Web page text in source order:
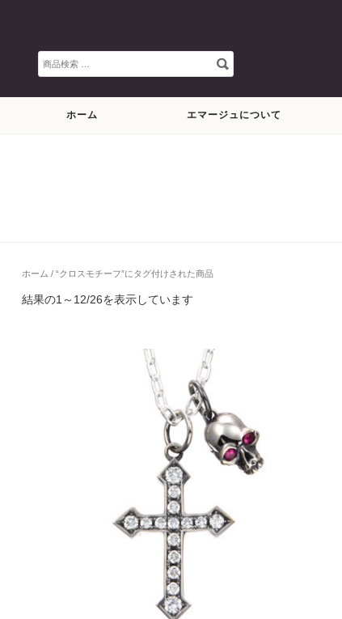
検
索
ホーム エマージュについて
ホーム / “クロスモチーフ”にタグ付けされた商品
結果の1～12/26を表示しています